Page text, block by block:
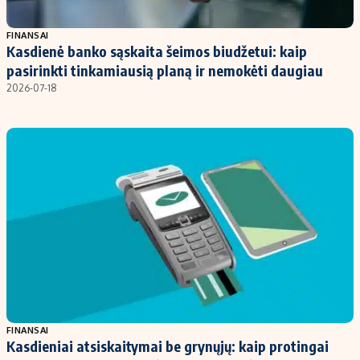
Populiarios temos
Investavimas
Akcijų rinka
Titulinis
Nedarbo išmokos skaičiuoklė
Įdomios naujienos
Privatumo politika
Turinio žymėjimo taisyklės
FINANSAI
Kasdienė banko sąskaita šeimos biudžetui: kaip
pasirinkti tinkamiausią planą ir nemokėti daugiau
2026-07-18
FINANSAI
Kasdieniai atsiskaitymai be grynųjų: kaip protingai